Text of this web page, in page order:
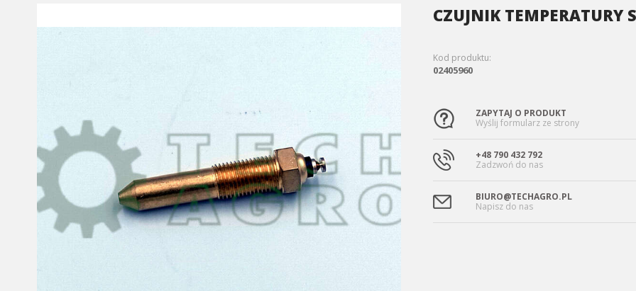
CZUJNIK TEMPERATURY
Kod produktu:
02405960
ZAPYTAJ O PRODUKT
Wyślij formularz ze strony
+48 790 432 792
Zadzwoń do nas
BIURO@TECHAGRO.PL
Napisz do nas